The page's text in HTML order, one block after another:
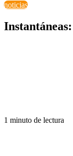
noticias
1 minuto de lectura